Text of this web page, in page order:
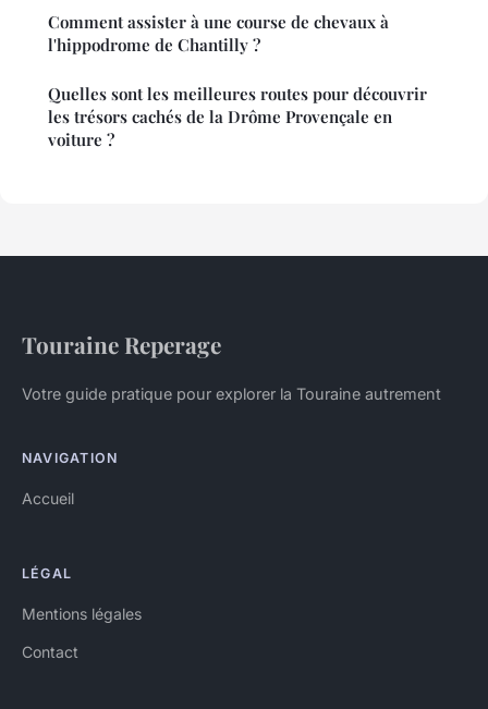
Comment assister à une course de chevaux à
l'hippodrome de Chantilly ?
Quelles sont les meilleures routes pour découvrir
les trésors cachés de la Drôme Provençale en
voiture ?
Touraine Reperage
Votre guide pratique pour explorer la Touraine autrement
NAVIGATION
Accueil
LÉGAL
Mentions légales
Contact